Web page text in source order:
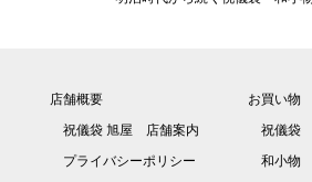
店舗概要
祝儀袋 旭屋 店舗案内
プライバシーポリシー
お買い物
祝儀袋
和小物